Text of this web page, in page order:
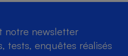
notre newsletter
tests, enquêtes réalisés